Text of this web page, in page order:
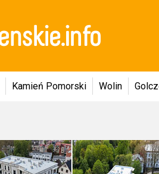
Kamień Pomorski Wolin